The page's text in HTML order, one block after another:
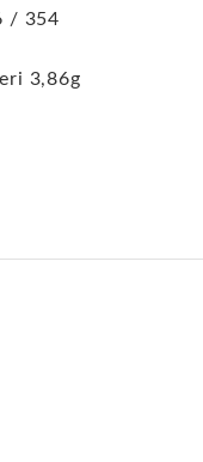
/ 354
3,86g